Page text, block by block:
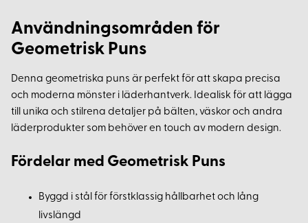
Användningsområden för
Geometrisk Puns
Denna geometriska puns är perfekt för att skapa precisa
och moderna mönster i läderhantverk. Idealisk för att lägga
till unika och stilrena detaljer på bälten, väskor och andra
läderprodukter som behöver en touch av modern design.
Fördelar med Geometrisk Puns
Byggd i stål för förstklassig hållbarhet och lång
livslängd